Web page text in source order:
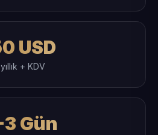
USD
yıllık + KDV
3 Gün